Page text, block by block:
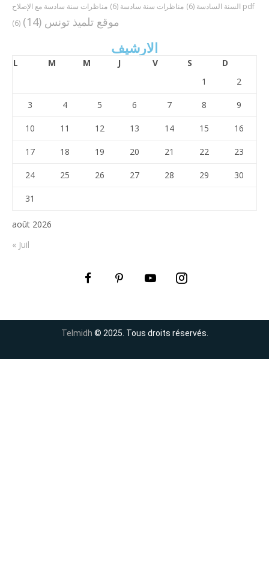
السنة السادسة (6) مناظرات سنة سادسة (6)
مناظرات سنة سادسة مع الإصلاح pdf
(6)
موقع تلميذ تونس (14)
الارشيف
août 2026
L M M J V S
D
1
2
3 4 5 6 7 8 9
10 11 12 13 14 15 16
17 18 19 20 21 22 23
24 25 26 27 28 29 30
31
« Juil
Telmidh © 2025. Tous droits réservés.